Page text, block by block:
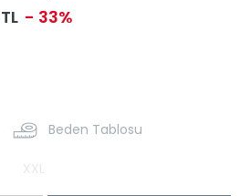
- 33%
Beden Tablosu
XXL